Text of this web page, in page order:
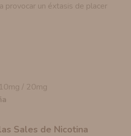
provocar un éxtasis de placer
10mg / 20mg
Sales de Nicotina